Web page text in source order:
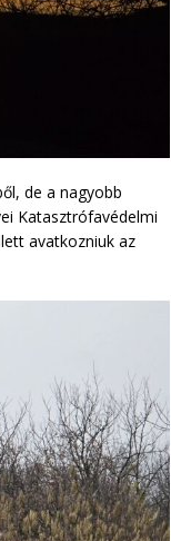
de a nagyobb
Katasztrófavédelmi
avatkozniuk az